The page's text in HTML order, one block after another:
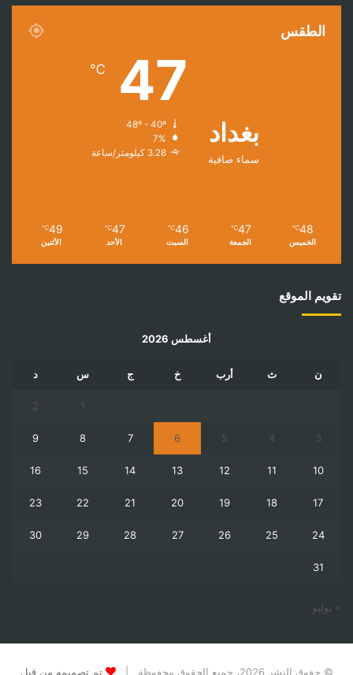
الطقس
بغداد
سماء صافية
47
℃
7%
3.28 كيلومتر/ساعة
48
℃
الخميس
47
℃
الجمعة
46
℃
السبت
47
℃
الأحد
49
℃
الأثنين
تقويم الموقع
أغسطس 2026
ن ث أرب خ ج س د
1
2
3
4
5
6
7
8
9
10
11
12
13
14
15
16
17
18
19
20
21
22
23
24
25
26
27
28
29
30
31
« يوليو
© حقوق النشر 2026، جميع الحقوق محفوظة | تم تصميمه من قِبل